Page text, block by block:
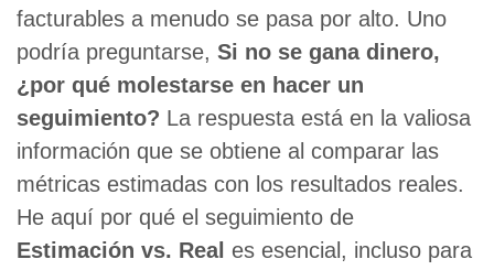
facturables a menudo se pasa por alto. Uno
podría preguntarse, Si no se gana dinero,
¿por qué molestarse en hacer un
seguimiento? La respuesta está en la valiosa
información que se obtiene al comparar las
métricas estimadas con los resultados reales.
He aquí por qué el seguimiento de
Estimación vs. Real es esencial, incluso para